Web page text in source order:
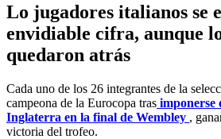
Lo jugadores italianos se
envidiable cifra, aunque
quedaron atrás
Cada uno de los 26 integrantes de la
campeona de la Eurocopa tras imponerse
Inglaterra en la final de Wembley ,
victoria del trofeo.